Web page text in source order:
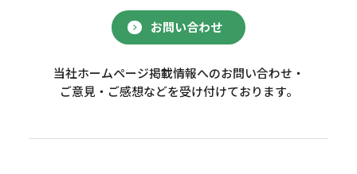
お問い合わせ
当社ホームページ掲載情報へのお問い合わせ・
ご意見・ご感想などを受け付けております。